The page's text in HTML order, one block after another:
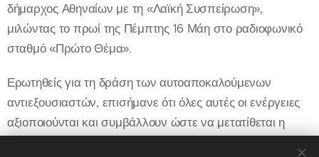
δήμαρχος Αθηναίων με τη «Λαϊκή Συσπείρωση»,
μιλώντας το πρωί της Πέμπτης 16 Μάη στο ραδιοφωνικό
σταθμό «Πρώτο Θέμα».
Ερωτηθείς για τη δράση των αυτοαποκαλούμενων
αντιεξουσιαστών, επισήμανε ότι όλες αυτές οι ενέργειες
αξιοποιούνται και συμβάλλουν ώστε να μετατίθεται η